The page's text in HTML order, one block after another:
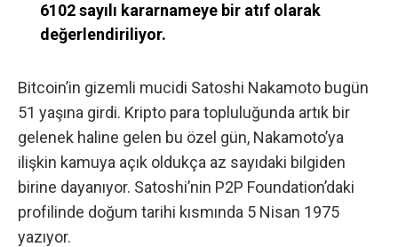
6102 sayılı kararnameye bir atıf olarak
değerlendiriliyor.
Bitcoin’in gizemli mucidi Satoshi Nakamoto bugün
51 yaşına girdi. Kripto para topluluğunda artık bir
gelenek haline gelen bu özel gün, Nakamoto’ya
ilişkin kamuya açık oldukça az sayıdaki bilgiden
birine dayanıyor. Satoshi’nin P2P Foundation’daki
profilinde doğum tarihi kısmında 5 Nisan 1975
yazıyor.